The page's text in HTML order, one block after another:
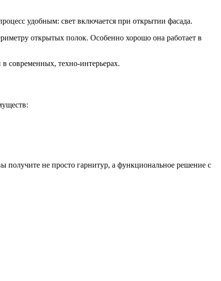
удобным: свет включается при открытии фасада.
открытых полок. Особенно хорошо она работает в
современных, техно-интерьерах.
не просто гарнитур, а функциональное решение с